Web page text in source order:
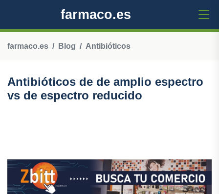
farmaco.es
farmaco.es Blog Antibióticos
Antibióticos de de amplio espectro
vs de espectro reducido